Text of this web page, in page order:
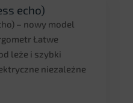
echo)
– nowy model
Łatwe
leże i szybki
niezależne